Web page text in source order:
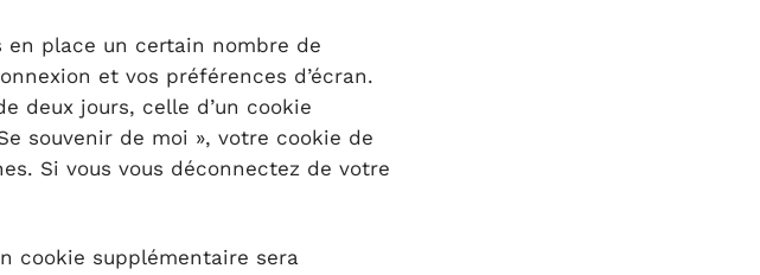
en place un certain nombre de
et vos préférences d’écran.
deux jours, celle d’un cookie
souvenir de moi », votre cookie de
Si vous vous déconnectez de votre
cookie supplémentaire sera